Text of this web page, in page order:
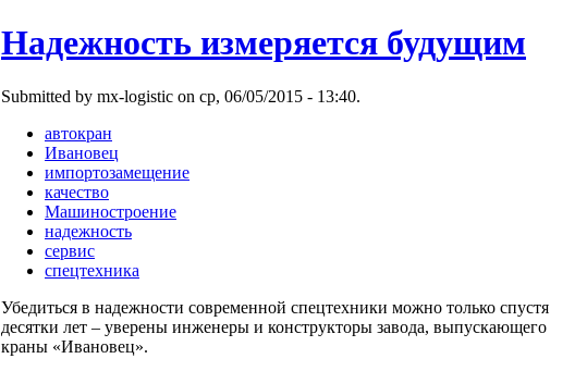
Надежность измеряется будущим
Submitted by mx-logistic on ср, 06/05/2015 - 13:40.
автокран
Ивановец
импортозамещение
качество
Машиностроение
надежность
сервис
спецтехника
Убедиться в надежности современной спецтехники можно только спустя
десятки лет – уверены инженеры и конструкторы завода, выпускающего
краны «Ивановец».